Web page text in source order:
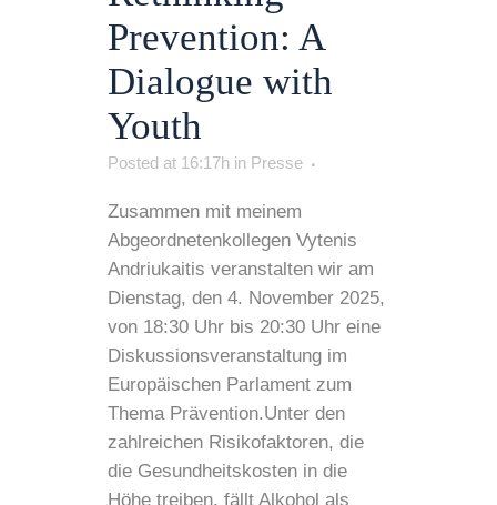
Prevention: A
Dialogue with
Youth
Posted at 16:17h in Presse
Zusammen mit meinem
Abgeordnetenkollegen Vytenis
Andriukaitis veranstalten wir am
Dienstag, den 4. November 2025,
von 18:30 Uhr bis 20:30 Uhr eine
Diskussionsveranstaltung im
Europäischen Parlament zum
Thema Prävention.Unter den
zahlreichen Risikofaktoren, die
die Gesundheitskosten in die
Höhe treiben, fällt Alkohol als